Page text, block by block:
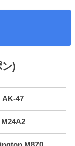
)
AK-47
M24A2